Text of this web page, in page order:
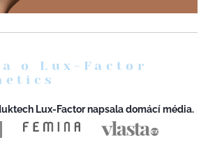
o Lux-Factor
Lux-Factor napsala domácí média.